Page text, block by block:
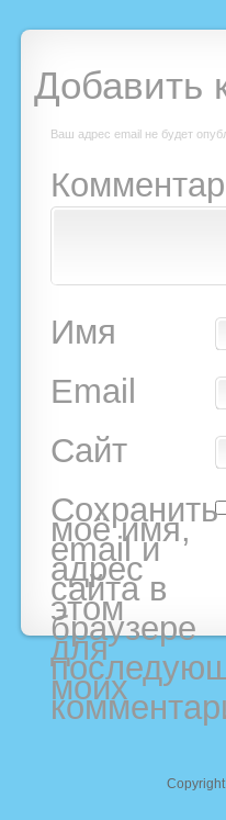
Добавить
Ваш адрес email не будет
Имя
Email
Сайт
Сохранить
моё имя,
email и
адрес
сайта в
этом
браузере
для
моих